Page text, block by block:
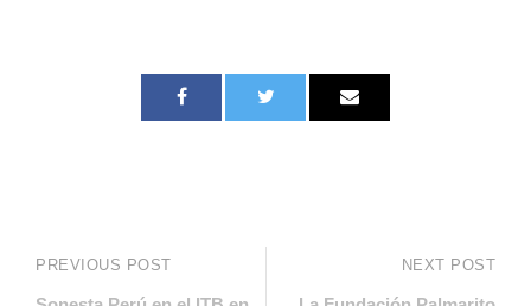
PREVIOUS POST NEXT POST